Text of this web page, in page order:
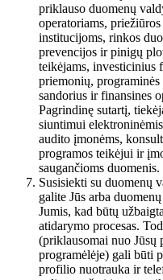
priklauso duomenų
operatoriams,
institucijoms, rinkos
prevencijos ir pinigų
teikėjams, investicinius
priemonių,
sandorius ir finansines
Pagrindinę sutartį,
siuntimui
audito įmonėms,
programos teikėjui ir
saugančioms duomenis.
Susisiekti su duomenų
galite Jūs arba
Jumis, kad būtų
atidarymo procesas.
(priklausomai nuo Jūsų
programėlėje) gali būti
profilio nuotrauka ir